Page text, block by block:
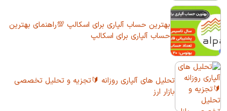
بهترین حساب آلپاری برای اسکالپ 💯راهنمای بهترین
حساب آلپاری برای اسکالپ
تحلیل های آلپاری روزانه 🔰تجزیه و تحلیل تخصصی
بازار ارز